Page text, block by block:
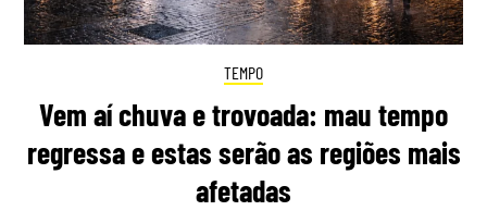
TEMPO
Vem aí chuva e trovoada: mau tempo
regressa e estas serão as regiões mais
afetadas